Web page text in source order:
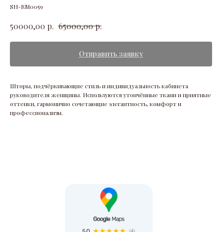
SH-RM0059
50000,00 р. 65000,00р.
Отправить заявку
Шторы, подчёркивающие стиль и индивидуальность кабинета
руководителя женщины. Используются утончённые ткани и приятные
оттенки, гармонично сочетающие элегантность, комфорт и
профессионализм.